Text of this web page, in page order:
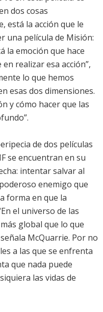
dos cosas
está la acción que le
una película de Misión:
la emoción que hace
realizar esa acción”,
lo que hemos
esas dos dimensiones.
y cómo hacer que las
de dos películas
se encuentran en su
intentar salvar al
enemigo que
forma en que la
el universo de las
global que lo que
McQuarrie. Por no
a las que se enfrenta
que nada puede
las vidas de